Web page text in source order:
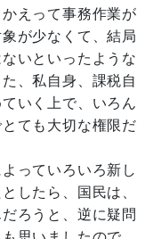
えって事務作業が
が少なくて、結局
いといったような
、私自身、課税自
いく上で、いろん
ても大切な権限だ
っていろいろ新し
したら、国民は、
ろうと、逆に疑問